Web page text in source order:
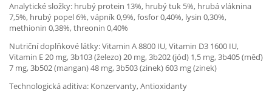
Analytické složky: hrubý protein 13%, hrubý tuk 5%, hrubá vláknina
7,5%, hrubý popel 6%, vápník 0,9%, fosfor 0,40%, lysin 0,30%,
methionin 0,38%, threonin 0,40%
Nutriční doplňkové látky: Vitamin A 8800 IU, Vitamin D3 1600 IU,
Vitamin E 20 mg, 3b103 (železo) 20 mg, 3b202 (jód) 1,5 mg, 3b405 (měď)
7 mg, 3b502 (mangan) 48 mg, 3b503 (zinek) 603 mg (zinek)
Technologická aditiva: Konzervanty, Antioxidanty